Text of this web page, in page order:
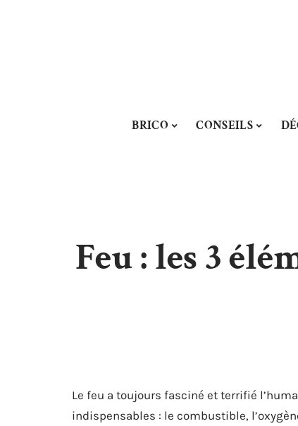
BRICO CONSEILS
Feu : les 3
Le feu a toujours fasciné et terrifié
indispensables : le combustible,